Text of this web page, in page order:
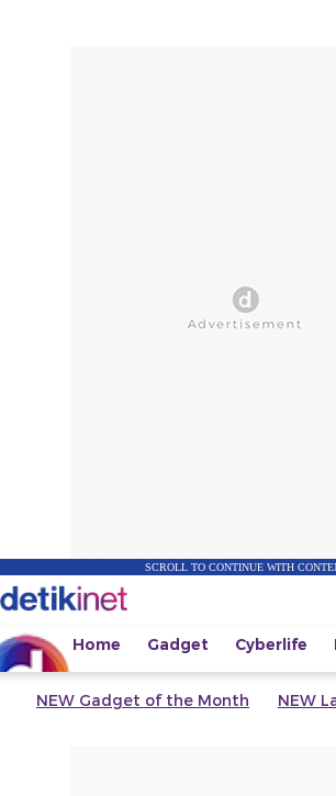
SCROLL TO CONTINUE WITH
Home Gadget Cyberlife
NEW Gadget of the Month NEW